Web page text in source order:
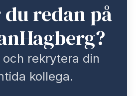
redan på
rekrytera din
kollega.